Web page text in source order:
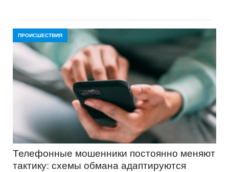
ПРОИСШЕСТВИЯ
Телефонные мошенники постоянно меняют
тактику: схемы обмана адаптируются